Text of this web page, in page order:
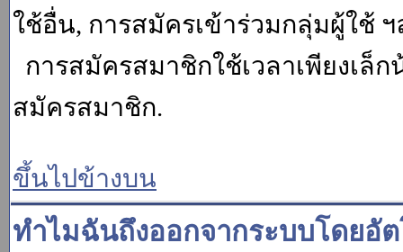
ใช้อื่น, การสมัครเข้าร่วมกลุ่มผู้ใช้ ฯ
การสมัครสมาชิกใช้เวลาเพียงเ
สมัครสมาชิก.
ขึ้นไปข้างบน
ทำไมฉันถึงออกจากระบบโดยอั